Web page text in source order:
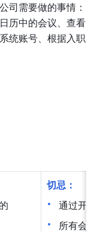
司需要做的事情：
历中的会议、查看
统账号、根据入职
切忌：
通过开会
所有会